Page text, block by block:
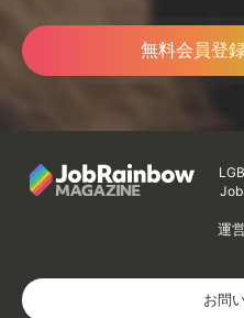
無料会員登
運
お問